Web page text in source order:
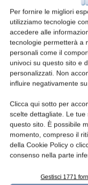
Per fornire le migliori
utilizziamo tecnologie
accedere alle
tecnologie permetterà a
personali come il
univoci su questo sito e
personalizzati. Non
influire negativamente
Clicca qui sotto per
scelte dettagliate. Le
questo sito. È possibile
momento, compreso il
della Cookie Policy o
consenso nella parte
Gestisci 1771
disponibilità, è
contributo a
programma di
euro.
I Distretti
La legge
– i distretti
qualità già
– i distretti
periurbane
volte alla